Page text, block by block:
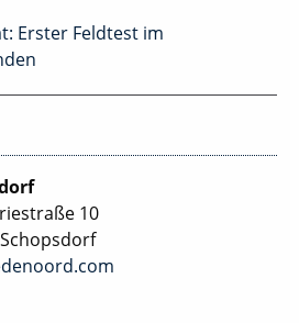
Erster Feldtest im
10